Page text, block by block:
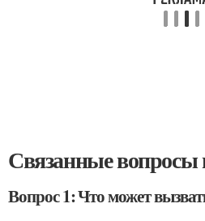
Связанные вопросы
Вопрос 1: Что может